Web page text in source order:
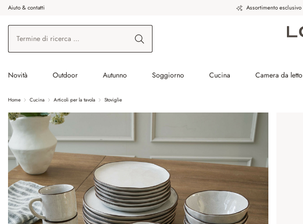
al contenuto principale
Vai alla ricerca
Vai alla navigazione principale
Aiuto & contatti Assortimento esclusivo
Novità Outdoor Autunno Soggiorno Cucina Camera da letto
Home Cucina Articoli per la tavola Stoviglie